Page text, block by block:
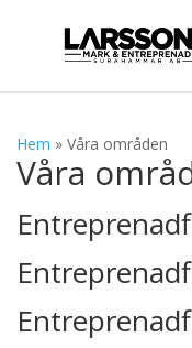
Hem » Våra områden
Våra